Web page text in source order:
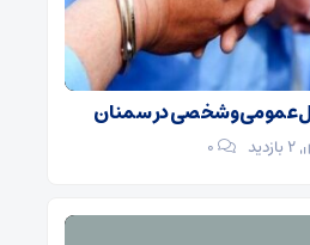
عمومی و شخصی در سمنان
۰